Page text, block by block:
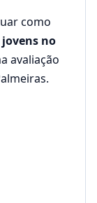
como
no
avaliação